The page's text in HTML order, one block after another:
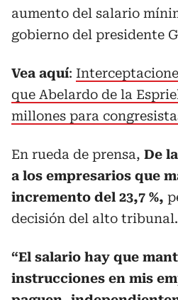
aumento del salario
gobierno del presidente
Vea aquí:
que Abelardo de la
millones para
En rueda de prensa, De
a los empresarios que
incremento del 23,7 %,
decisión del alto tribunal.
“El salario hay que
instrucciones en mis